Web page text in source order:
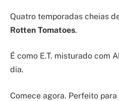
Quatro temporadas cheias
Rotten Tomatoes.
É como E.T. misturado com
dia.
Comece agora. Perfeito